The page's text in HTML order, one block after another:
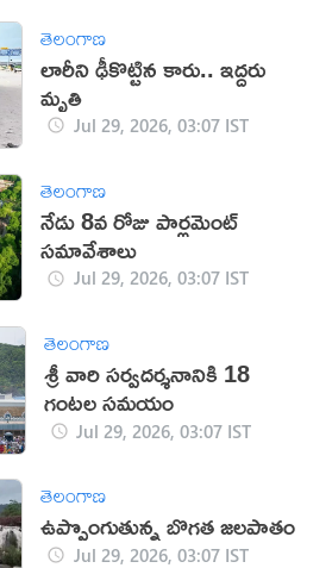
తెలంగాణ
లారీని ఢీకొట్టిన కారు.. ఇద్దరు
మృతి
Jul 29, 2026, 03:07 IST
తెలంగాణ
నేడు 8వ రోజు పార్లమెంట్
సమావేశాలు
Jul 29, 2026, 03:07 IST
తెలంగాణ
శ్రీ వారి సర్వదర్శనానికి 18
గంటల సమయం
Jul 29, 2026, 03:07 IST
తెలంగాణ
ఉప్పొంగుతున్న బొగత జలపాతం
Jul 29, 2026, 03:07 IST